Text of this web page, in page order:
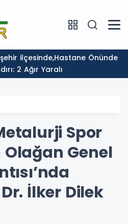
2 Ağır Yaralı
Spor
Genel
İlker Dilek